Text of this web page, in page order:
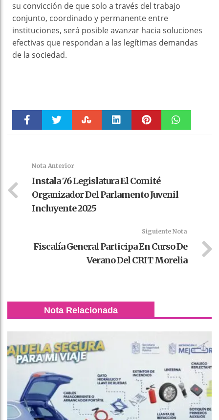
su convicción de que solo a través del trabajo
conjunto, coordinado y permanente entre
instituciones, será posible avanzar hacia soluciones
efectivas que respondan a las legítimas demandas
de la sociedad.
Nota Anterior
Instala 76 Legislatura El Comité
Organizador Del Parlamento Juvenil
Incluyente 2025
Siguiente Nota
Fiscalía General Participa En Curso De
Verano Del CRIT Morelia
Nota Relacionada